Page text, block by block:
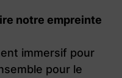
notre empreinte
immersif pour
pour le